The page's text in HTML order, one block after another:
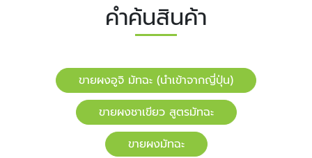
คำค้นสินค้า
ขายผงอูจิ มัทฉะ (นำเข้าจากญี่ปุ่น)
ขายผงชาเขียว สูตรมัทฉะ
ขายผงมัทฉะ